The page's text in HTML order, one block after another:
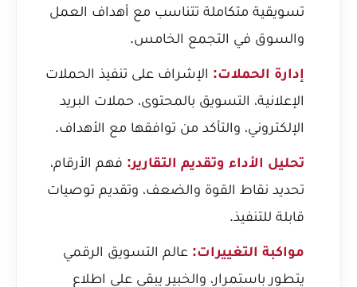
تسويقية متكاملة تتناسب مع أهداف العمل
والسوق في التجمع الخامس.
إدارة الحملات: الإشراف على تنفيذ الحملات
الإعلانية، التسويق بالمحتوى، حملات البريد
الإلكتروني، والتأكد من توافقها مع الأهداف.
تحليل الأداء وتقديم التقارير: فهم الأرقام،
تحديد نقاط القوة والضعف، وتقديم توصيات
قابلة للتنفيذ.
مواكبة التغييرات: عالم التسويق الرقمي
يتطور باستمرار، والخبير يبقى على اطلاع